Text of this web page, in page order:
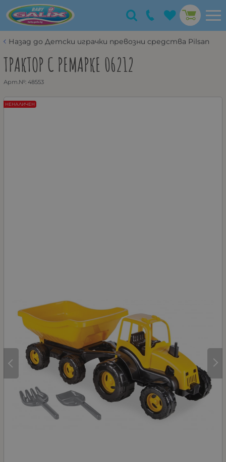
Назад до Детски играчки превозни средства Pilsan
ТРАКТОР С РЕМАРКЕ 06212
Арт.№: 48553
НЕНАЛИЧЕН